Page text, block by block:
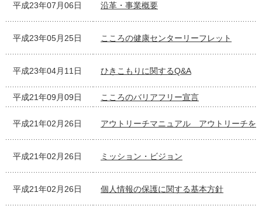
平成23年07月06日 沿革・事業概要
平成23年05月25日 こころの健康センターリーフレット
平成23年04月11日 ひきこもりに関するQ&A
平成21年09月09日 こころのバリアフリー宣言
平成21年02月26日 アウトリーチマニュアル アウトリーチを
平成21年02月26日 ミッション・ビジョン
平成21年02月26日 個人情報の保護に関する基本方針